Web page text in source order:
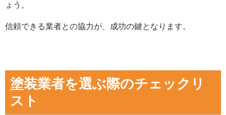
ょう。
信頼できる業者との協力が、成功の鍵となります。
塗装業者を選ぶ際のチェックリ
スト